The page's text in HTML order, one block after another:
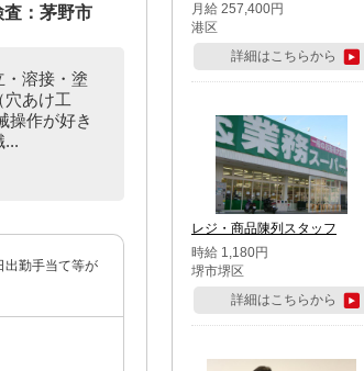
査：茅野市
溶接・塗
穴あけ工
操作が好き
...
出勤手当て等が
月給 257,400円
港区
詳細はこちらから
レジ・商品陳列スタッフ
時給 1,180円
堺市堺区
詳細はこちらから